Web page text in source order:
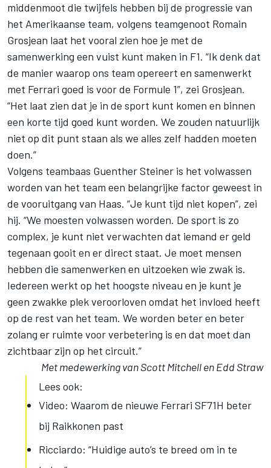
middenmoot die twijfels hebben bij de progressie van
het Amerikaanse team, volgens teamgenoot Romain
Grosjean laat het vooral zien hoe je met de
samenwerking een vuist kunt maken in F1. “Ik denk dat
de manier waarop ons team opereert en samenwerkt
met Ferrari goed is voor de Formule 1”, zei Grosjean.
“Het laat zien dat je in de sport kunt komen en binnen
een korte tijd goed kunt worden. We zouden natuurlijk
niet op dit punt staan als we alles zelf hadden moeten
doen.”
Volgens teambaas Guenther Steiner is het volwassen
worden van het team een belangrijke factor geweest in
de vooruitgang van Haas. “Je kunt tijd niet kopen”, zei
hij. “We moesten volwassen worden. De sport is zo
complex, je kunt niet verwachten dat iemand er geld
tegenaan gooit en er direct staat. Je moet mensen
hebben die samenwerken en uitzoeken wie zwak is.
Iedereen werkt op het hoogste niveau en je kunt je
geen zwakke plek veroorloven omdat het invloed heeft
op de rest van het team. We worden beter en beter
zolang er ruimte voor verbetering is en dat moet dan
zichtbaar zijn op het circuit.”
Met medewerking van Scott Mitchell en Edd Straw
Lees ook:
Video: Waarom de nieuwe Ferrari SF71H beter
bij Raikkonen past
Ricciardo: “Huidige auto’s te breed om in te